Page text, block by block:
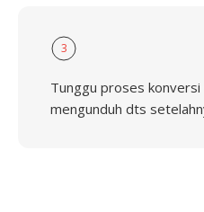
3
Tunggu proses
mengunduh dts